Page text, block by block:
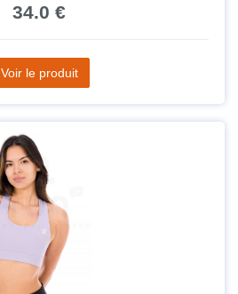
34.0 €
Voir le produit